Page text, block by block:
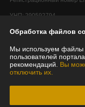
УНП: 290592794
Регистрационный орган:
Дата регистрации
Ссылка на
Ссылка на
Обработка файлов
Мы используем файлы
пользователей
рекомендаций. Вы
отключить их.